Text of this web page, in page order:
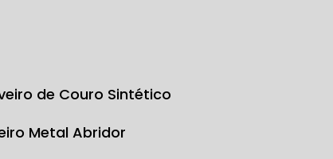
de Couro Sintético
Metal Abridor